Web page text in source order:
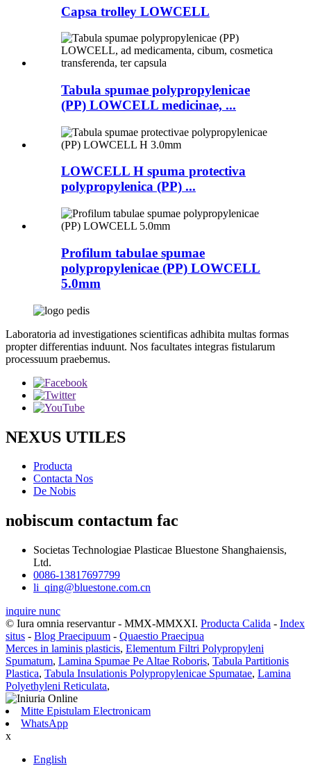
Capsa trolley LOWCELL
Tabula spumae polypropylenicae
(PP) LOWCELL medicinae, ...
LOWCELL H spuma protectiva
polypropylenica (PP) ...
Profilum tabulae spumae
polypropylenicae (PP) LOWCELL
5.0mm
Laboratoria ad investigationes scientificas adhibita multas formas
propter differentias induunt. Nos facultates integras fistularum
processuum praebemus.
NEXUS UTILES
Producta
Contacta Nos
De Nobis
nobiscum contactum fac
Societas Technologiae Plasticae Bluestone Shanghaiensis,
Ltd.
0086-13817697799
li_qing@bluestone.com.cn
inquire nunc
© Iura omnia reservantur - MMX-MMXXI. Producta Calida - Index
situs - Blog Praecipuum - Quaestio Praecipua
Merces in laminis plasticis, Elementum Filtri Polypropyleni
Spumatum, Lamina Spumae Pe Altae Roboris, Tabula Partitionis
Plastica, Tabula Insulationis Polypropylenicae Spumatae, Lamina
Polyethyleni Reticulata,
Mitte Epistulam Electronicam
WhatsApp
x
English